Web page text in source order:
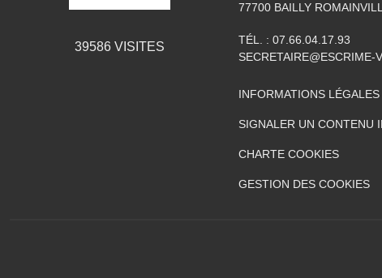
39586VISITES
77700 BAILLY
TÉL. : 07.66.04.17.93
SECRETAIRE@ESCRIME-
INFORMATIONS LÉGALES
SIGNALER UN CONTENU
CHARTE COOKIES
GESTION DES COOKIES